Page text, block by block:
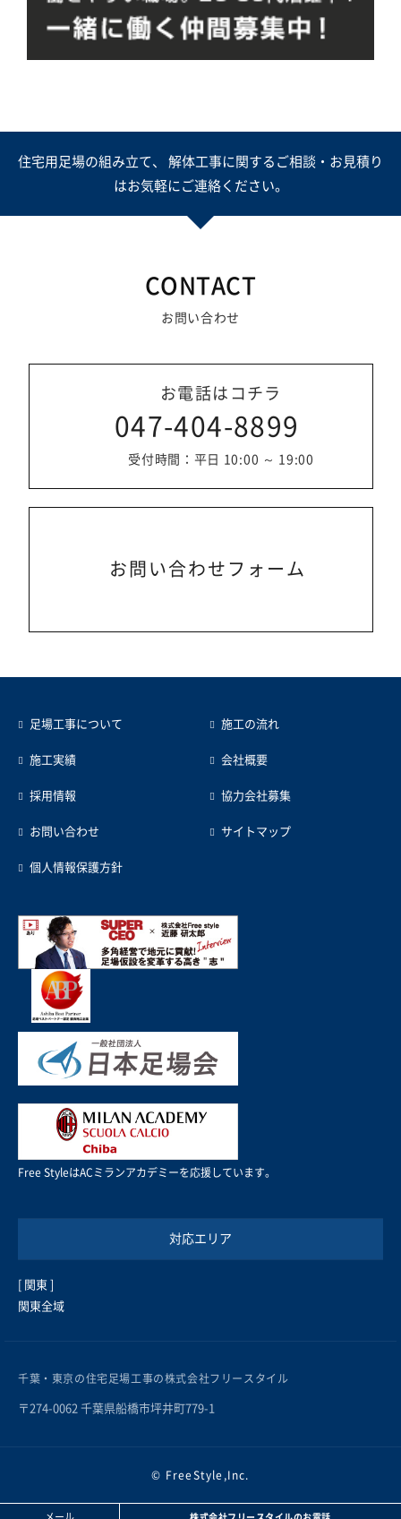
住宅用足場の組み立て、 解体工事に関するご相談・お見積り
はお気軽にご連絡ください。
CONTACT
お問い合わせ
お電話はコチラ
047-404-8899
受付時間：平日 10:00 ～ 19:00
お問い合わせフォーム
足場工事について 施工の流れ
施工実績 会社概要
採用情報 協力会社募集
お問い合わせ サイトマップ
個人情報保護方針
Free StyleはACミランアカデミーを応援しています。
対応エリア
[ 関東 ]
関東全域
千葉・東京の住宅足場工事の株式会社フリースタイル
〒274-0062 千葉県船橋市坪井町779-1
© FreeStyle,Inc.
メール 株式会社フリースタイルのお電話